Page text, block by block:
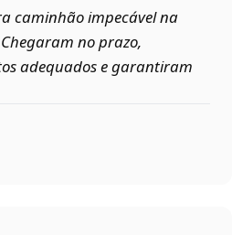
caminhão impecável na
no prazo,
adequados e garantiram